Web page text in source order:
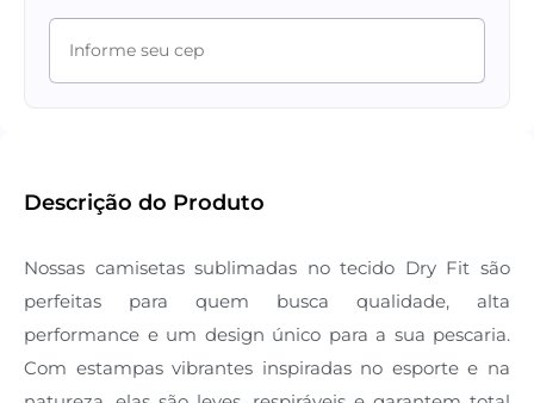
Descrição do Produto
Nossas camisetas sublimadas no tecido Dry Fit são
perfeitas para quem busca qualidade, alta
performance e um design único para a sua pescaria.
Com estampas vibrantes inspiradas no esporte e na